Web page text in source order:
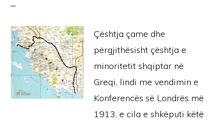
Çështja çame dhe
përgjithësisht çështja e
minoritetit shqiptar në
Greqi, lindi me vendimin e
Konferencës së Londrës më
1913, e cila e shkëputi këtë